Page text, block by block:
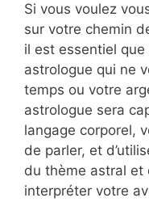
Si vous voulez
sur votre chemin
il est essentiel
astrologue qui ne
temps ou votre
astrologue sera
langage corporel,
de parler, et
du thème astral et
interpréter votre